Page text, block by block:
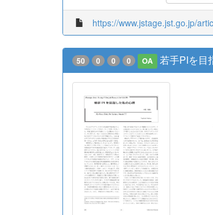
https://www.jstage.jst.go.jp/
50 0 0 0 OA 若手PIを目